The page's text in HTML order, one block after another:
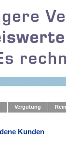
Vergütung
Kunden